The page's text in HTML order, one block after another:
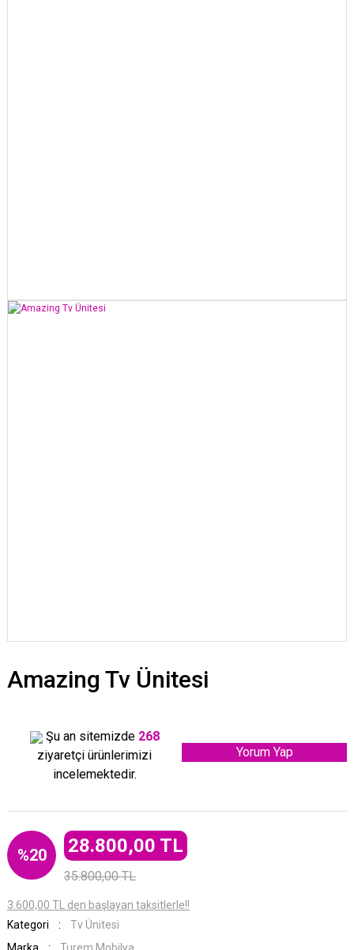
Amazing Tv Ünitesi
Şu an sitemizde 268
ziyaretçi ürünlerimizi
incelemektedir.
Yorum Yap
%20 28.800,00 TL
35.800,00 TL
3.600,00 TL den başlayan taksitlerle!!
Kategori
Tv Ünitesi